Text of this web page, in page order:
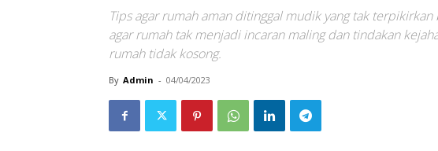
Tips agar rumah aman ditinggal mudik yang tak
agar rumah tak menjadi incaran maling dan tindakan
rumah tidak kosong.
By Admin - 04/04/2023